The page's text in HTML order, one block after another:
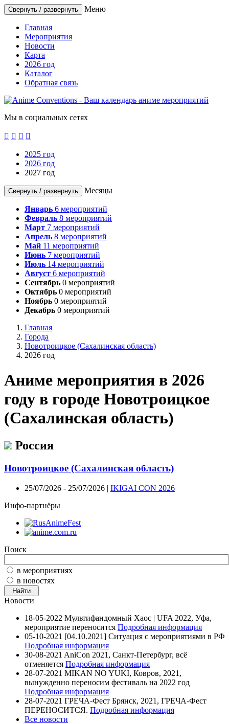
Свернуть / развернуть Меню
Главная
Мероприятия
Новости
Карта
2026 год
Каталог
Обратная связь
Мы в социальных сетях
   
2025 год
2026 год
2027 год
Свернуть / развернуть Месяцы
Январь 6 мероприятий
Февраль 8 мероприятий
Март 7 мероприятий
Апрель 8 мероприятий
Май 11 мероприятий
Июнь 7 мероприятий
Июль 14 мероприятий
Август 6 мероприятий
Сентябрь 0 мероприятий
Октябрь 0 мероприятий
Ноябрь 0 мероприятий
Декабрь 0 мероприятий
Главная
Города
Новотроицкое (Сахалинская область)
2026 год
Аниме мероприятия в 2026
году в городе Новотроицкое
(Сахалинская область)
Россия
Новотроицкое (Сахалинская область)
25/07/2026 - 25/07/2026 | IKIGAI CON 2026
Инфо-партнёры
Поиск
в мероприятиях
в новостях
Новости
18-05-2022 Мультифандомный Хаос | UFA 2022, Уфа,
мероприятие переносится Подробная информация
05-10-2021 [04.10.2021] Ситуация с мероприятиями в РФ
Подробная информация
30-08-2021 AniCon 2021, Санкт-Петербург, всё
отменяется Подробная информация
28-07-2021 MIKAN NO YUKI, Ковров, 2021,
вынужденно переносим фестиваль на 2022 год
Подробная информация
28-07-2021 ГРЕЧА-Фест Брянск, 2021, ГРЕЧА-Фест
ПЕРЕНОСИТСЯ. Подробная информация
Все новости